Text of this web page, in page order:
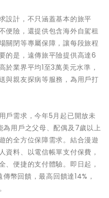
設計，不只涵蓋基本的旅平
便險，還提供包含海外自駕租
關閉等專屬保障，讓每段旅程
的是，遠傳旅平險提供高達6
業界平均1至3萬美元水準，
與親友探病等服務，為用戶打
戶需求，今年5月起已開放未
用戶之父母、配偶及7歲以上
的全方位保障需求。結合漫遊
資料、以電信帳單支付保費，
、便捷的支付體驗。即日起，
幣回饋，最高回饋達14%，